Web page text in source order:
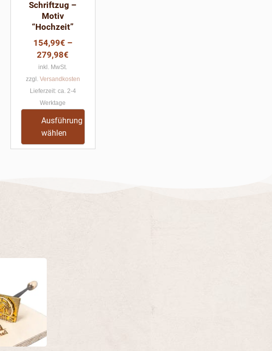
Schriftzug –
Motiv
“Hochzeit”
154,99€ –
279,98€
inkl. MwSt.
zzgl. Versandkosten
Lieferzeit: ca. 2-4
Werktage
Ausführung
wählen
können
auf
Produktseite
gewählt
werden
Produkt
mehrere
Varianten
auf.
Die
Optionen
können